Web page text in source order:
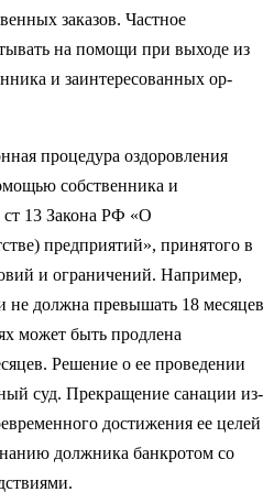
заказов. Частное
на помощи при выходе из
и заинтересованных ор­
процедура оздоровления
собственника и
ст 13 Закона РФ «О
предприятий», приня­того в
и ограничений. Например,
не должна превышать 18 месяцев
может быть продлена
Решение о ее проведении
суд. Прекраще­ние санации из-
достижения ее целей
должника банкротом со